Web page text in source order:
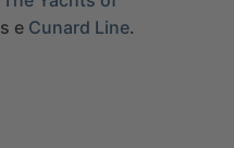
e Cunard Line.